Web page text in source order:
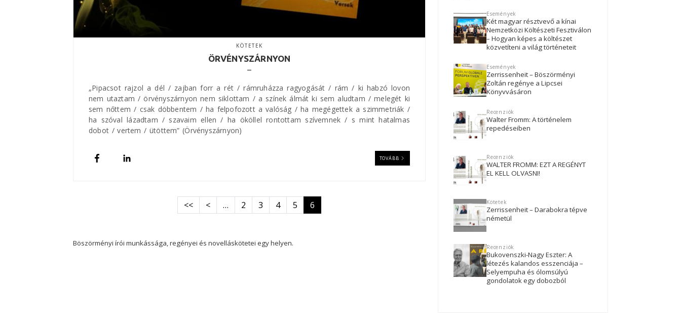
KÖTETEK
ÖRVÉNYSZÁRNYON
„Pipacsot rajzol a dél / zajban forr a rét / rámruházza ragyogását / rám / ki habzó lovon
nem utaztam / örvényszárnyon nem siklottam / a színek álmát ki sem aludtam / melegét ki
sem nőttem / csak döbbentem / ha felpofozott a valóság / ha megégettek a szimmetriák /
ha szóval lázadtam / szavaim ellen / ha ököllel rontottam szívemnek / s mint hatalmas
dobot / vertem / ütöttem” (Örvényszárnyon)
TOVÁBB
Első oldal
<< Előző oldal
< … 2 3 4 5 6
Böszörményi írói munkássága, regényei és novelláskötetei egy helyen.
Események
Két magyar résztvevő a kínai
Nemzetközi Költészeti Fesztiválon
– Hogyan képes a költészet
közvetíteni a világ történeteit
Események
Zerrissenheit – Böszörményi
Zoltán regénye a Lipcsei
Könyvvásáron
Recenziók
Walter Fromm: A történelem
repedéseiben
Recenziók
WALTER FROMM: EZT A REGÉNYT
EL KELL OLVASNI!
Kötetek
Zerrissenheit – Darabokra tépve
németül
Recenziók
Bukovenszki-Nagy Eszter: A
létezés kalandos esszenciája –
Selyempuha és ólomsúlyú
gondolatok egy dobozból